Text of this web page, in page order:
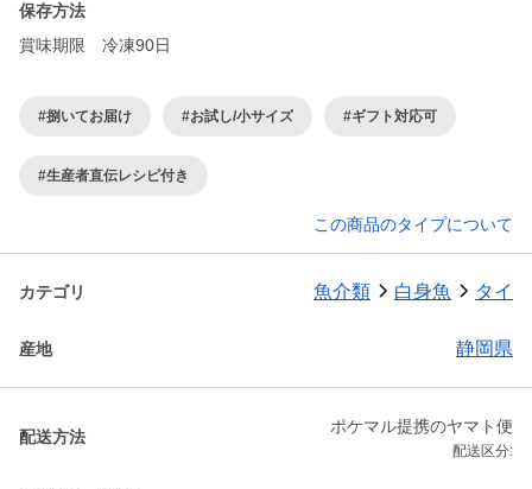
保存方法
賞味期限 冷凍90日
#捌いてお届け #お試し/小サイズ #ギフト対応可
#生産者直伝レシピ付き
この商品のタイプについて
カテゴリ 魚介類 白身魚 タイ
産地 静岡県
配送方法
ポケマル提携のヤマト便
配送区分: